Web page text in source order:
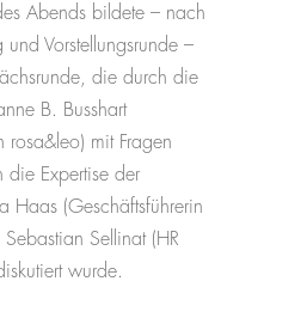
Abends bildete – nach
und Vorstellungsrunde –
die durch die
B. Busshart
rosa&leo) mit Fragen
die Expertise der
Haas (Geschäftsführerin
Sellinat (HR
wurde.